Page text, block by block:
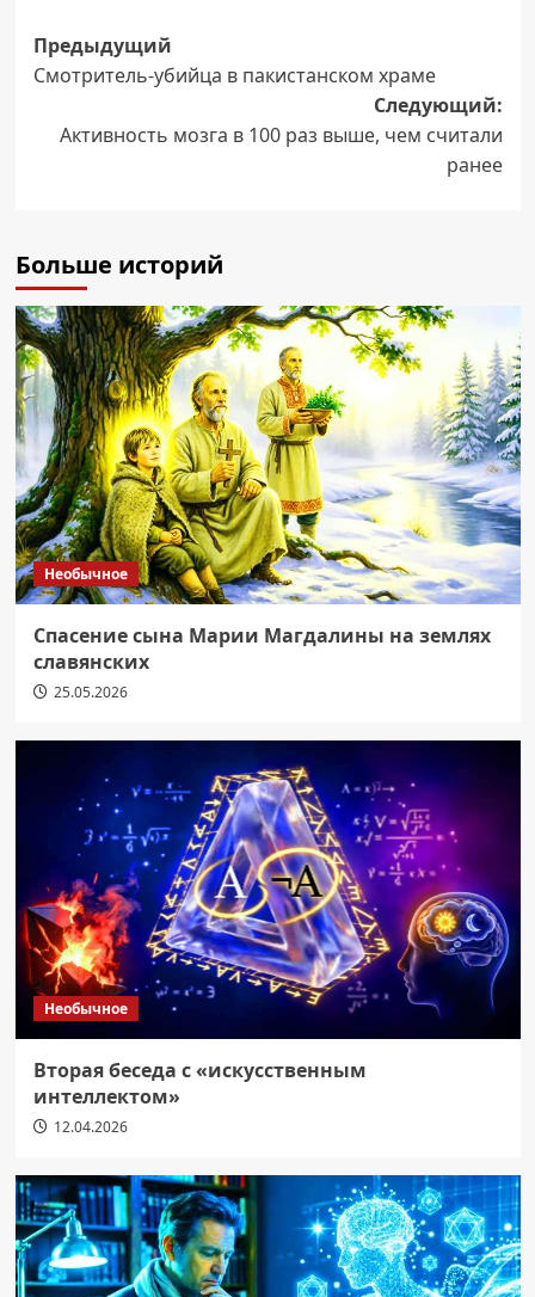
Навигация
записи
Предыдущий
Смотритель-убийца в пакистанском храме
Следующий:
Активность мозга в 100 раз выше, чем считали
ранее
Больше историй
Необычное
Спасение сына Марии Магдалины на землях
славянских
25.05.2026
Необычное
Вторая беседа с «искусственным
интеллектом»
12.04.2026